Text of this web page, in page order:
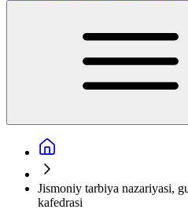
Jismoniy tarbiya nazariyasi,
kafedrasi